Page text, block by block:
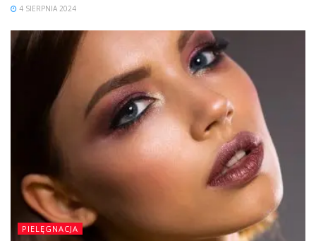
4 SIERPNIA 2024
PIELĘGNACJA